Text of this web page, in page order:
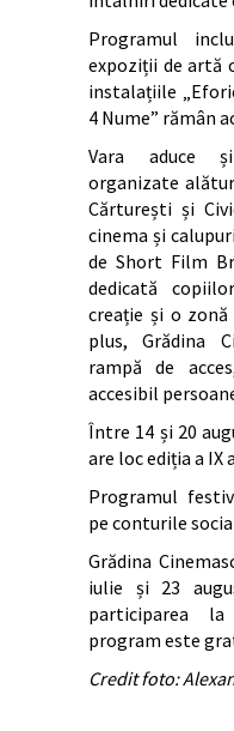
Programul
expoziții de artă
instalațiile
4 Nume” rămân
Vara aduce
organizate
Cărturești și
cinema și
de Short Film
dedicată
creație și o
plus, Grădina
rampă de
accesibil
Între 14 și 20
are loc ediția a IX
Programul
pe conturile
Grădina
iulie și 23
participarea
program este
Credit foto: